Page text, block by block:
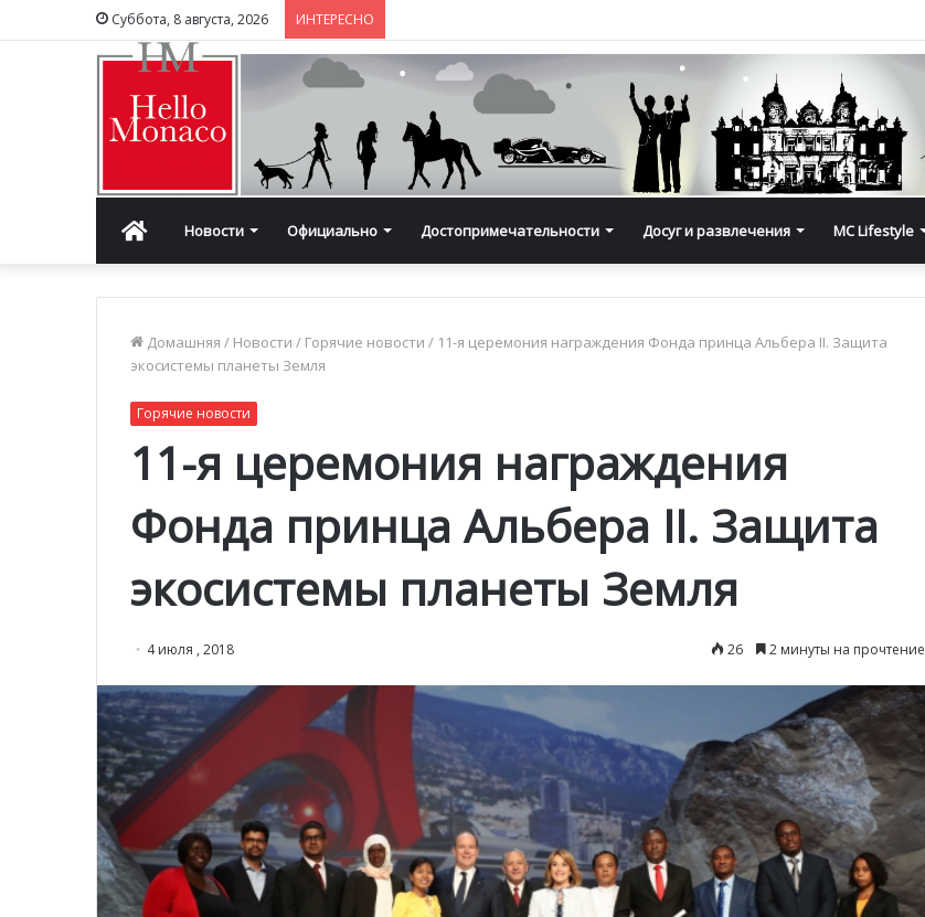
Суббота, 8 августа, 2026 ИНТЕРЕСНО
ГлавнаяНовости Официально Достопримечательности Досуг и развлечения MC Lifestyle
Домашняя / Новости / Горячие новости / 11-я церемония награждения Фонда принца Альбера II. Защита
экосистемы планеты Земля
Горячие новости
11-я церемония награждения
Фонда принца Альбера II. Защита
экосистемы планеты Земля
4 июля , 2018 26 2 минуты на прочтение